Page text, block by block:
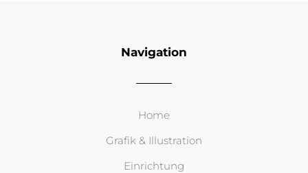
Navigation
Home
Grafik & Illustration
Einrichtung